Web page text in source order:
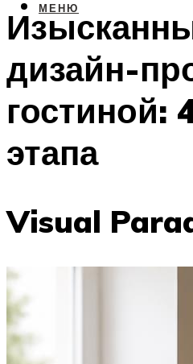
МЕНЮ
дизайн-
гостиной:
этапа
Visual